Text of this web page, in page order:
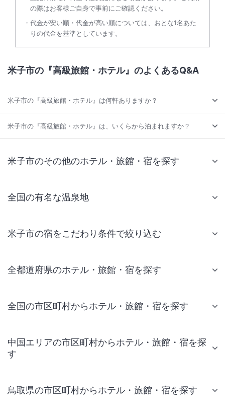
の際はお客様ご自身で事前にご確認ください。
代金が安い順・代金が高い順については、おとな1名あた
りの代金を基準としています。
米子市の『高級旅館・ホテル』のよくあるQ&A
米子市の『高級旅館・ホテル』は何軒ありますか？
米子市の『高級旅館・ホテル』は、いくらから泊まれますか？
米子市のその他のホテル・旅館・宿を探す
全国の有名な温泉地
米子市の宿をこだわり条件で絞り込む
全都道府県のホテル・旅館・宿を探す
全国の市区町村からホテル・旅館・宿を探す
中国エリアの市区町村からホテル・旅館・宿を探
す
鳥取県の市区町村からホテル・旅館・宿を探す